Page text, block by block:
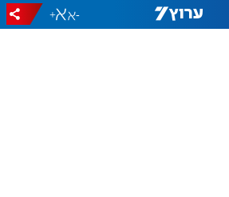
-
+